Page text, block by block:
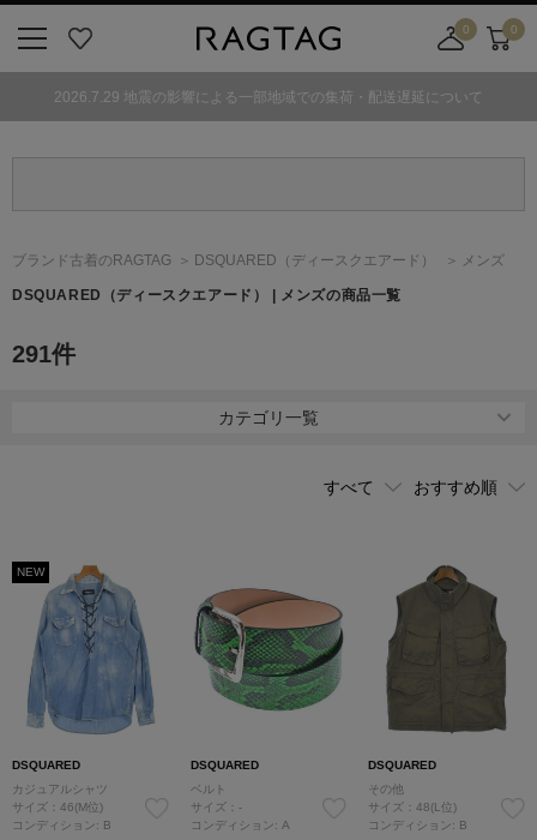
気
0
舗
カ
ト
0
2026.7.29 地震の影響による一部地域での集荷・配送遅延について
ブランド古着のRAGTAG DSQUARED （ディースクエアード） メンズ
DSQUARED （ディースクエアード） | メンズの商品一覧
291件
カテゴリ一覧
NEW
DSQUARED
カジュアルシャツ
サイズ：46(M位)
コンディション: B
DSQUARED
ベルト
サイズ：-
コンディション: A
DSQUARED
その他
サイズ：48(L位)
コンディション: B